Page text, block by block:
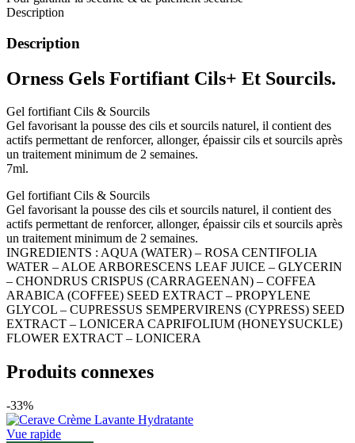
Description
Description
Orness Gels Fortifiant Cils+ Et Sourcils.
Gel fortifiant Cils & Sourcils
Gel favorisant la pousse des cils et sourcils naturel, il contient des
actifs permettant de renforcer, allonger, épaissir cils et sourcils après
un traitement minimum de 2 semaines.
7ml.
Gel fortifiant Cils & Sourcils
Gel favorisant la pousse des cils et sourcils naturel, il contient des
actifs permettant de renforcer, allonger, épaissir cils et sourcils après
un traitement minimum de 2 semaines.
INGREDIENTS : AQUA (WATER) – ROSA CENTIFOLIA
WATER – ALOE ARBORESCENS LEAF JUICE – GLYCERIN
– CHONDRUS CRISPUS (CARRAGEENAN) – COFFEA
ARABICA (COFFEE) SEED EXTRACT – PROPYLENE
GLYCOL – CUPRESSUS SEMPERVIRENS (CYPRESS) SEED
EXTRACT – LONICERA CAPRIFOLIUM (HONEYSUCKLE)
FLOWER EXTRACT – LONICERA
Produits connexes
-33%
Vue rapide